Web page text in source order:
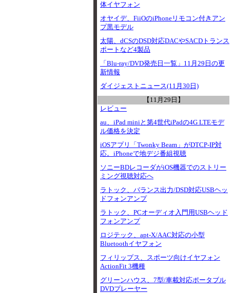
体イヤフォン
オヤイデ、FiiOのiPhoneリモコン付きアン
プ黒モデル
太陽、dCSのDSD対応DACやSACDトランス
ポートなど4製品
「Blu-ray/DVD発売日一覧」11月29日の更
新情報
ダイジェストニュース(11月30日)
【11月29日】
レビュー
au、iPad miniと第4世代iPadの4G LTEモデ
ル価格を決定
iOSアプリ「Twonky Beam」がDTCP-IP対
応。iPhoneで地デジ番組視聴
ソニーBDレコーダがiOS機器でのストリー
ミング視聴対応へ
ラトック、バランス出力/DSD対応USBヘッ
ドフォンアンプ
ラトック、PCオーディオ入門用USBヘッド
フォンアンプ
ロジテック、apt-X/AAC対応の小型
Bluetoothイヤフォン
フィリップス、スポーツ向けイヤフォン
ActionFit 3機種
グリーンハウス、7型/車載対応ポータブル
DVDプレーヤー